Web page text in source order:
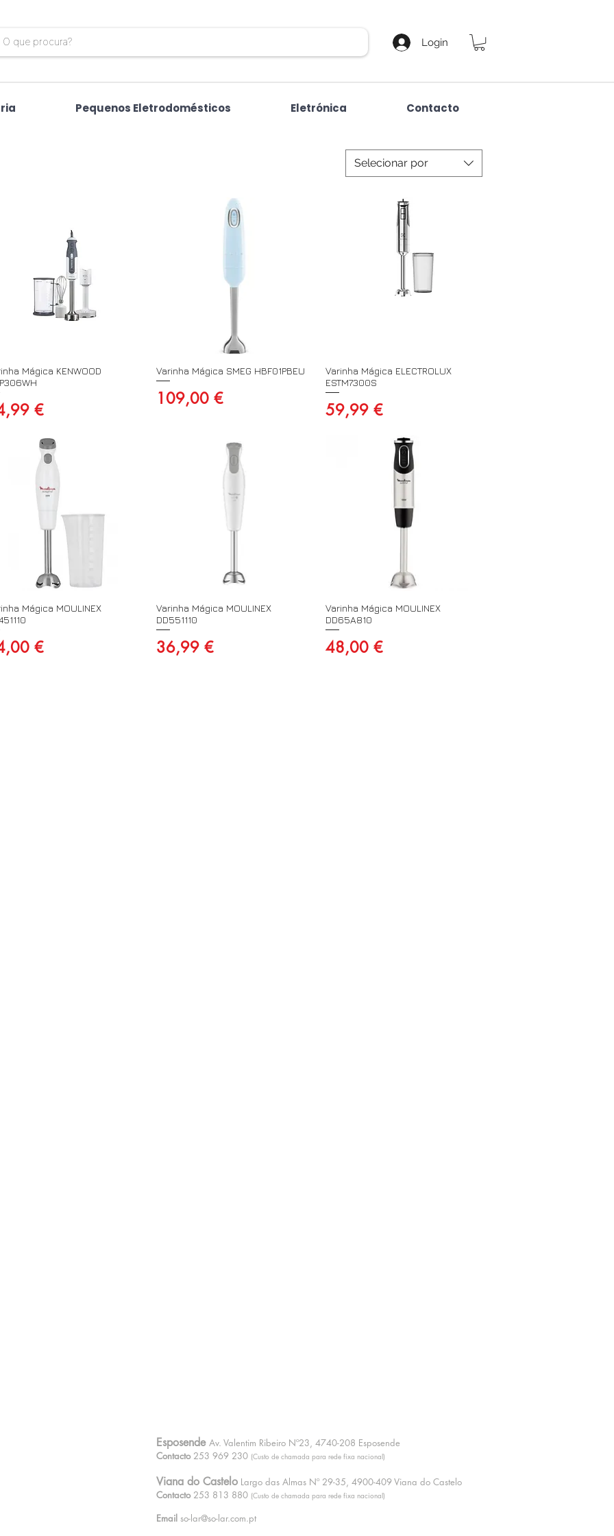
Login
Pequenos Eletrodomésticos Eletrónica Contacto
Selecionar por
Mágica KENWOOD
€
Varinha Mágica SMEG HBF01PBEU
Preço
109,00 €
Varinha Mágica ELECTROLUX
ESTM7300S
Preço
59,99 €
Mágica MOULINEX
€
Varinha Mágica MOULINEX
DD551110
Preço
36,99 €
Varinha Mágica MOULINEX
DD65A810
Preço
48,00 €
Esposende Av. Valentim Ribeiro Nº23, 4740-208 Esposende
Contacto 253 969 230 (Custo de chamada para rede fixa nacional)
Viana do Castelo Largo das Almas Nº 29-35, 4900-409 Viana do Castelo
Contacto 253 813 880 (Custo de chamada para rede fixa nacional)
Email so-lar@so-lar.com.pt